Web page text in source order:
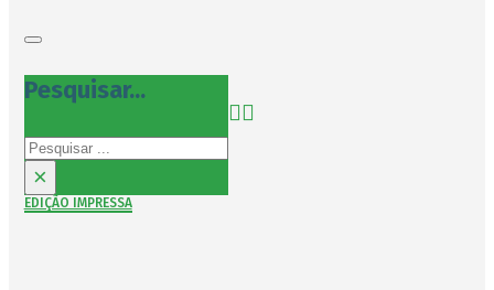
Pesquisar...
Pesquisar
×
EDIÇÃO IMPRESSA